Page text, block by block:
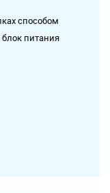
способом
питания